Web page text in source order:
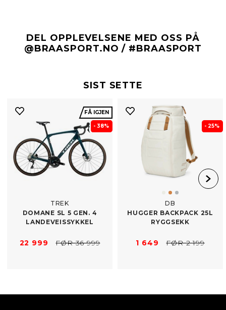
DEL OPPLEVELSENE MED OSS PÅ
@BRAASPORT.NO / #BRAASPORT
SIST SETTE
FÅ IGJEN
- 38%
TREK
DOMANE SL 5 GEN. 4
LANDEVEISSYKKEL
22 999 FØR 36 999
- 25%
DB
HUGGER BACKPACK 25L
RYGGSEKK
1 649 FØR 2 199